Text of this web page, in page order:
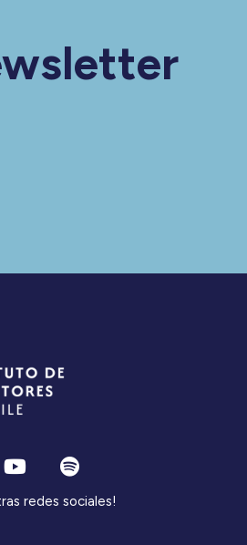
redes sociales!